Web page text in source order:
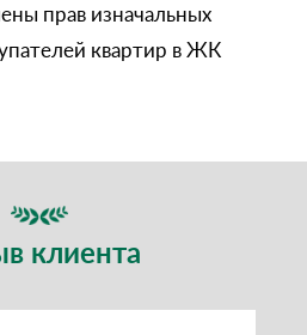
прав изначальных
квартир в ЖК
клиента